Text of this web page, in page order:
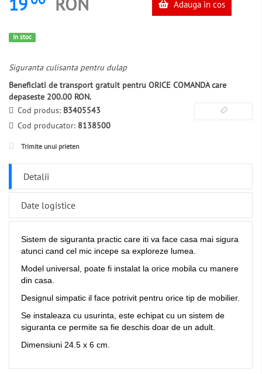
Adauga in cos
In stoc
Siguranta culisanta pentru dulap
Beneficiati de transport gratuit pentru ORICE COMANDA care
depaseste 200.00 RON.
Cod produs: B3405543
Cod producator: 8138500
Trimite unui prieten
Detalii
Date logistice
Sistem de siguranta practic care iti va face casa mai sigura
atunci cand cel mic incepe sa exploreze lumea.
Model universal, poate fi instalat la orice mobila cu manere
din casa.
Designul simpatic il face potrivit pentru orice tip de mobilier.
Se instaleaza cu usurinta, este echipat cu un sistem de
siguranta ce permite sa fie deschis doar de un adult.
Dimensiuni 24.5 x 6 cm.